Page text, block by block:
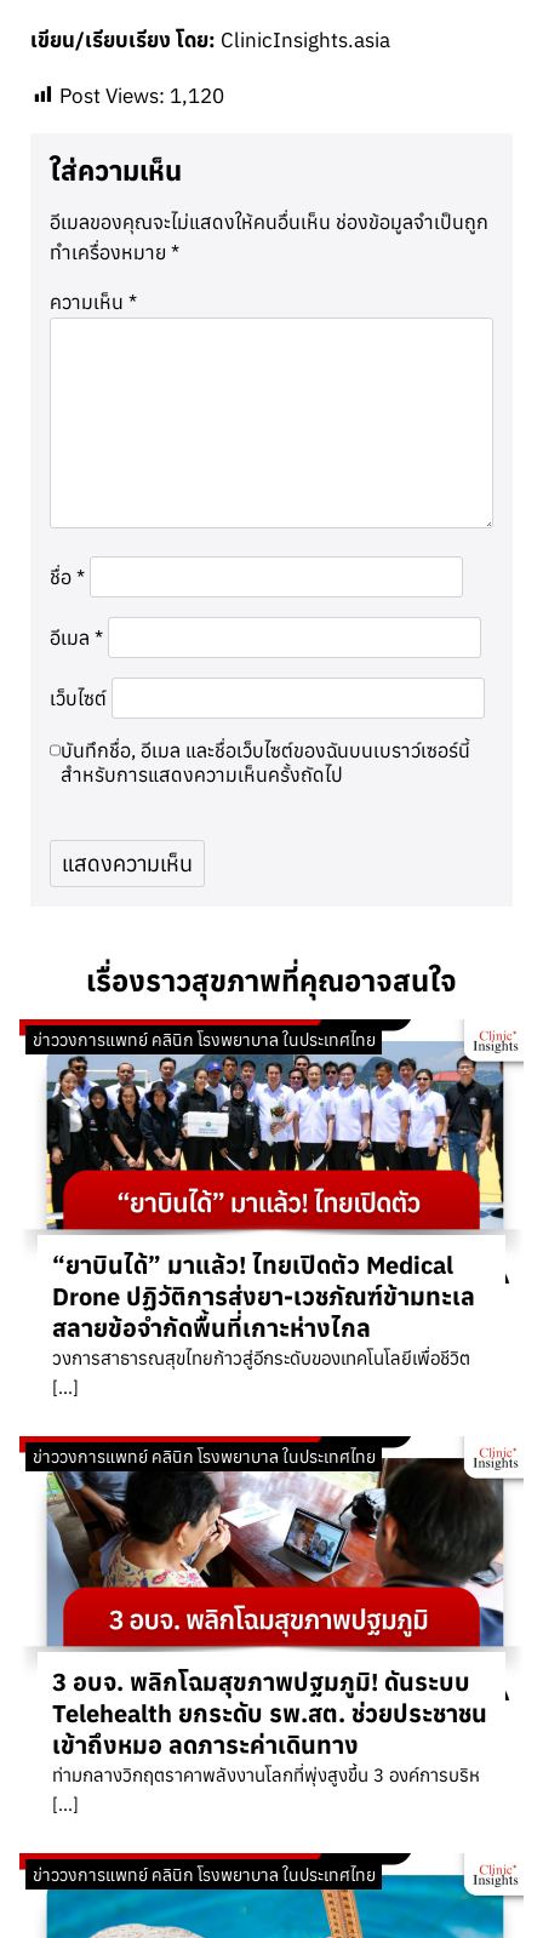
เขียน/เรียบเรียง โดย: ClinicInsights.asia
Post Views: 1,120
ใส่ความเห็น
อีเมลของคุณจะไม่แสดงให้คนอื่นเห็น ช่องข้อมูลจำเป็นถูก
ทำเครื่องหมาย *
ความเห็น *
ชื่อ *
อีเมล *
เว็บไซต์
บันทึกชื่อ, อีเมล และชื่อเว็บไซต์ของฉันบนเบราว์เซอร์นี้
สำหรับการแสดงความเห็นครั้งถัดไป
เรื่องราวสุขภาพที่คุณอาจสนใจ
ข่าววงการแพทย์ คลินิก โรงพยาบาล ในประเทศไทย
“ยาบินได้” มาแล้ว! ไทยเปิดตัว Medical
Drone ปฏิวัติการส่งยา-เวชภัณฑ์ข้ามทะเล
สลายข้อจำกัดพื้นที่เกาะห่างไกล
วงการสาธารณสุขไทยก้าวสู่อีกระดับของเทคโนโลยีเพื่อชีวิต
[…]
ข่าววงการแพทย์ คลินิก โรงพยาบาล ในประเทศไทย
3 อบจ. พลิกโฉมสุขภาพปฐมภูมิ! ดันระบบ
Telehealth ยกระดับ รพ.สต. ช่วยประชาชน
เข้าถึงหมอ ลดภาระค่าเดินทาง
ท่ามกลางวิกฤตราคาพลังงานโลกที่พุ่งสูงขึ้น 3 องค์การบริห
[…]
ข่าววงการแพทย์ คลินิก โรงพยาบาล ในประเทศไทย